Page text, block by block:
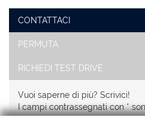
CONTATTACI
PERMUTA
RICHIEDI TEST DRIVE
Vuoi saperne di più? Scrivici!
I campi contrassegnati con *